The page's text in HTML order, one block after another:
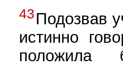
43Подозвав
истинно